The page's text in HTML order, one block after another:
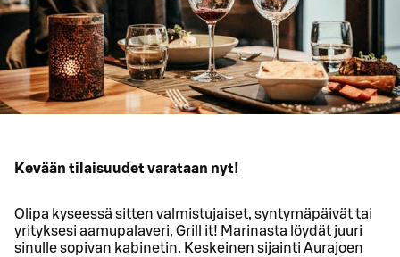
Kevään tilaisuudet varataan nyt!
Olipa kyseessä sitten valmistujaiset, syntymäpäivät tai
yrityksesi aamupalaveri, Grill it! Marinasta löydät juuri
sinulle sopivan kabinetin. Keskeinen sijainti Aurajoen